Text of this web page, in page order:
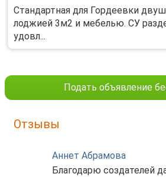
Стандартная для Гордеевки
лоджией 3м2 и мебелью. СУ
удовл...
Подать объявление
Отзывы
Аннет Абрамова
Благодарю создателей